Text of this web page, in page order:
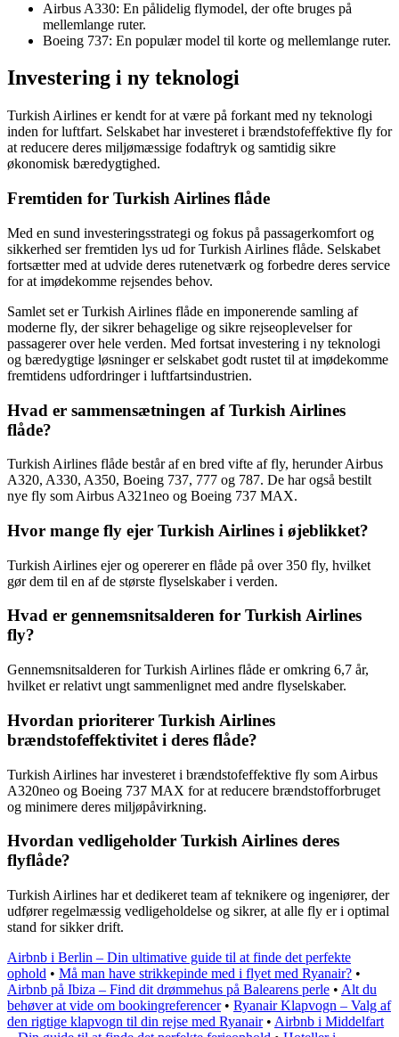
Airbus A330: En pålidelig flymodel, der ofte bruges på
mellemlange ruter.
Boeing 737: En populær model til korte og mellemlange ruter.
Investering i ny teknologi
Turkish Airlines er kendt for at være på forkant med ny teknologi
inden for luftfart. Selskabet har investeret i brændstofeffektive fly for
at reducere deres miljømæssige fodaftryk og samtidig sikre
økonomisk bæredygtighed.
Fremtiden for Turkish Airlines flåde
Med en sund investeringsstrategi og fokus på passagerkomfort og
sikkerhed ser fremtiden lys ud for Turkish Airlines flåde. Selskabet
fortsætter med at udvide deres rutenetværk og forbedre deres service
for at imødekomme rejsendes behov.
Samlet set er Turkish Airlines flåde en imponerende samling af
moderne fly, der sikrer behagelige og sikre rejseoplevelser for
passagerer over hele verden. Med fortsat investering i ny teknologi
og bæredygtige løsninger er selskabet godt rustet til at imødekomme
fremtidens udfordringer i luftfartsindustrien.
Hvad er sammensætningen af Turkish Airlines
flåde?
Turkish Airlines flåde består af en bred vifte af fly, herunder Airbus
A320, A330, A350, Boeing 737, 777 og 787. De har også bestilt
nye fly som Airbus A321neo og Boeing 737 MAX.
Hvor mange fly ejer Turkish Airlines i øjeblikket?
Turkish Airlines ejer og opererer en flåde på over 350 fly, hvilket
gør dem til en af de største flyselskaber i verden.
Hvad er gennemsnitsalderen for Turkish Airlines
fly?
Gennemsnitsalderen for Turkish Airlines flåde er omkring 6,7 år,
hvilket er relativt ungt sammenlignet med andre flyselskaber.
Hvordan prioriterer Turkish Airlines
brændstofeffektivitet i deres flåde?
Turkish Airlines har investeret i brændstofeffektive fly som Airbus
A320neo og Boeing 737 MAX for at reducere brændstofforbruget
og minimere deres miljøpåvirkning.
Hvordan vedligeholder Turkish Airlines deres
flyflåde?
Turkish Airlines har et dedikeret team af teknikere og ingeniører, der
udfører regelmæssig vedligeholdelse og sikrer, at alle fly er i optimal
stand for sikker drift.
Airbnb i Berlin – Din ultimative guide til at finde det perfekte
ophold • Må man have strikkepinde med i flyet med Ryanair? •
Airbnb på Ibiza – Find dit drømmehus på Balearens perle • Alt du
behøver at vide om bookingreferencer• Ryanair Klapvogn – Valg af
den rigtige klapvogn til din rejse med Ryanair• Airbnb i Middelfart